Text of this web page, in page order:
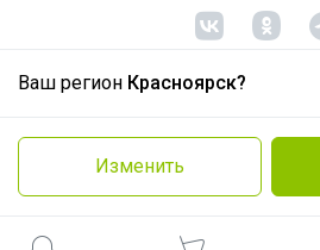
Ваш регион Красноярск?
Изменить
© ООО "Лявита", ОГРН
Политика
Cоглашение